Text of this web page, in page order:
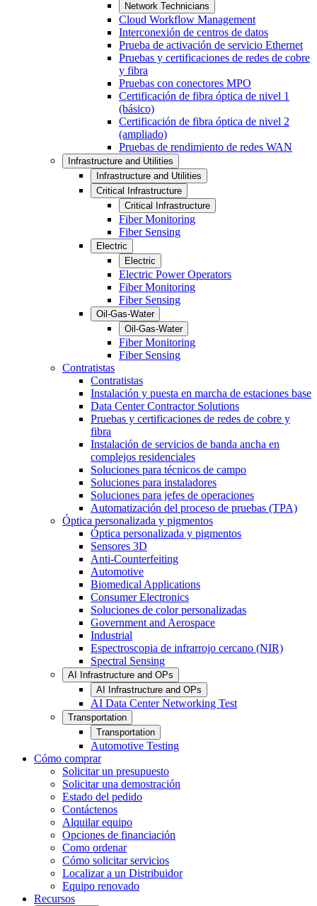
Network Technicians
Cloud Workflow Management
Interconexión de centros de datos
Prueba de activación de servicio Ethernet
Pruebas y certificaciones de redes de cobre
y fibra
Pruebas con conectores MPO
Certificación de fibra óptica de nivel 1
(básico)
Certificación de fibra óptica de nivel 2
(ampliado)
Pruebas de rendimiento de redes WAN
Infrastructure and Utilities
Infrastructure and Utilities
Critical Infrastructure
Critical Infrastructure
Fiber Monitoring
Fiber Sensing
Electric
Electric
Electric Power Operators
Fiber Monitoring
Fiber Sensing
Oil-Gas-Water
Oil-Gas-Water
Fiber Monitoring
Fiber Sensing
Contratistas
Contratistas
Instalación y puesta en marcha de estaciones base
Data Center Contractor Solutions
Pruebas y certificaciones de redes de cobre y
fibra
Instalación de servicios de banda ancha en
complejos residenciales
Soluciones para técnicos de campo
Soluciones para instaladores
Soluciones para jefes de operaciones
Automatización del proceso de pruebas (TPA)
Óptica personalizada y pigmentos
Óptica personalizada y pigmentos
Sensores 3D
Anti-Counterfeiting
Automotive
Biomedical Applications
Consumer Electronics
Soluciones de color personalizadas
Government and Aerospace
Industrial
Espectroscopia de infrarrojo cercano (NIR)
Spectral Sensing
AI Infrastructure and OPs
AI Infrastructure and OPs
AI Data Center Networking Test
Transportation
Transportation
Automotive Testing
Cómo comprar
Solicitar un presupuesto
Solicitar una demostración
Estado del pedido
Contáctenos
Alquilar equipo
Opciones de financiación
Como ordenar
Cómo solicitar servicios
Localizar a un Distribuidor
Equipo renovado
Recursos